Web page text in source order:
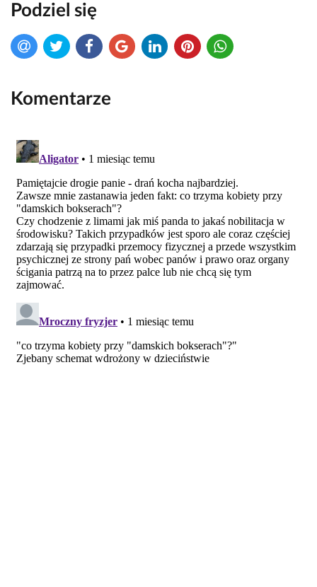
Podziel się
Komentarze